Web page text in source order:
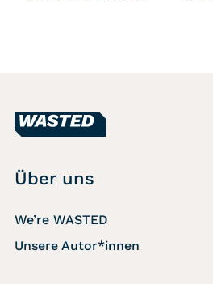
Über uns
We’re WASTED
Unsere Autor*innen